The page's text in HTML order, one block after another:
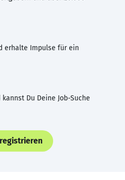
erhalte Impulse für ein
Du Deine Job-Suche